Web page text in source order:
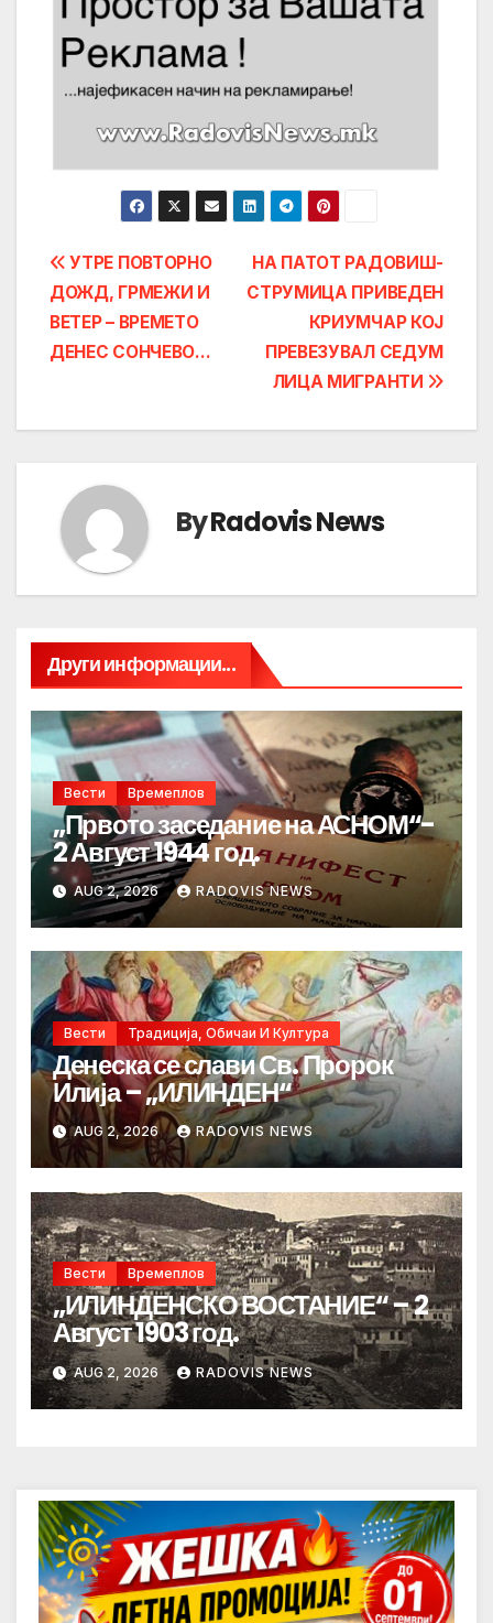
Post
navigation
НА ПАТОТ РАДОВИШ-
СТРУМИЦА ПРИВЕДЕН
КРИУМЧАР КОЈ
ПРЕВЕЗУВАЛ СЕДУМ
ЛИЦА МИГРАНТИ
УТРЕ ПОВТОРНО
ДОЖД, ГРМЕЖИ И
ВЕТЕР – ВРЕМЕТО
ДЕНЕС СОНЧЕВО…
ByRadovis News
Други информации...
Вести Времеплов
„Првото заседание на АСНОМ“-
2 Август 1944 год.
AUG 2, 2026 RADOVIS NEWS
Вести Традиција, Обичаи И Култура
Денеска се слави Св. Пророк
Илија – „ИЛИНДЕН“
AUG 2, 2026 RADOVIS NEWS
Вести Времеплов
„ИЛИНДЕНСКО ВОСТАНИЕ“ – 2
Август 1903 год.
AUG 2, 2026 RADOVIS NEWS